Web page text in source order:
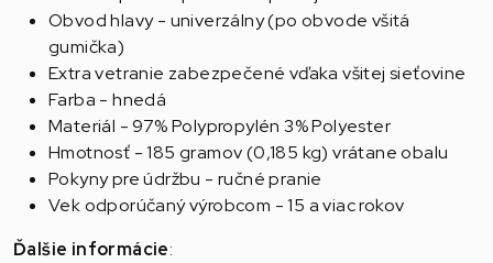
Obvod hlavy - univerzálny (po obvode všitá
gumička)
Extra vetranie zabezpečené vďaka všitej sieťovine
Farba - hnedá
Materiál - 97% Polypropylén 3% Polyester
Hmotnosť - 185 gramov (0,185 kg) vrátane obalu
Pokyny pre údržbu - ručné pranie
Vek odporúčaný výrobcom - 15 a viac rokov
Ďalšie informácie: